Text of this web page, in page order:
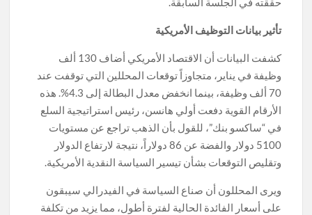
تأثير بيانات التوظيف الأمريكية
كشفت البيانات أن الاقتصاد الأمريكي أضاف 130 ألف
وظيفة في يناير، متجاوزاً توقعات المحللين التي توقفت عند
70 ألف وظيفة، بينما انخفض معدل البطالة إلى 4.3%. هذه
الأرقام القوية دفعت أولي هانسن، رئيس استراتيجية السلع
في “ساكسو بنك”، للقول بأن الذهب تراجع عن مستويات
5100 دولار والفضة عن 86 دولاراً، نتيجة لارتفاع الدولار
وتقليص التوقعات بشأن تيسير السياسة النقدية الأمريكية.
ويرى المحللون أن صناع السياسة في الفيدرالي سيبقون
على أسعار الفائدة الحالية لفترة أطول، مما يزيد من تكلفة